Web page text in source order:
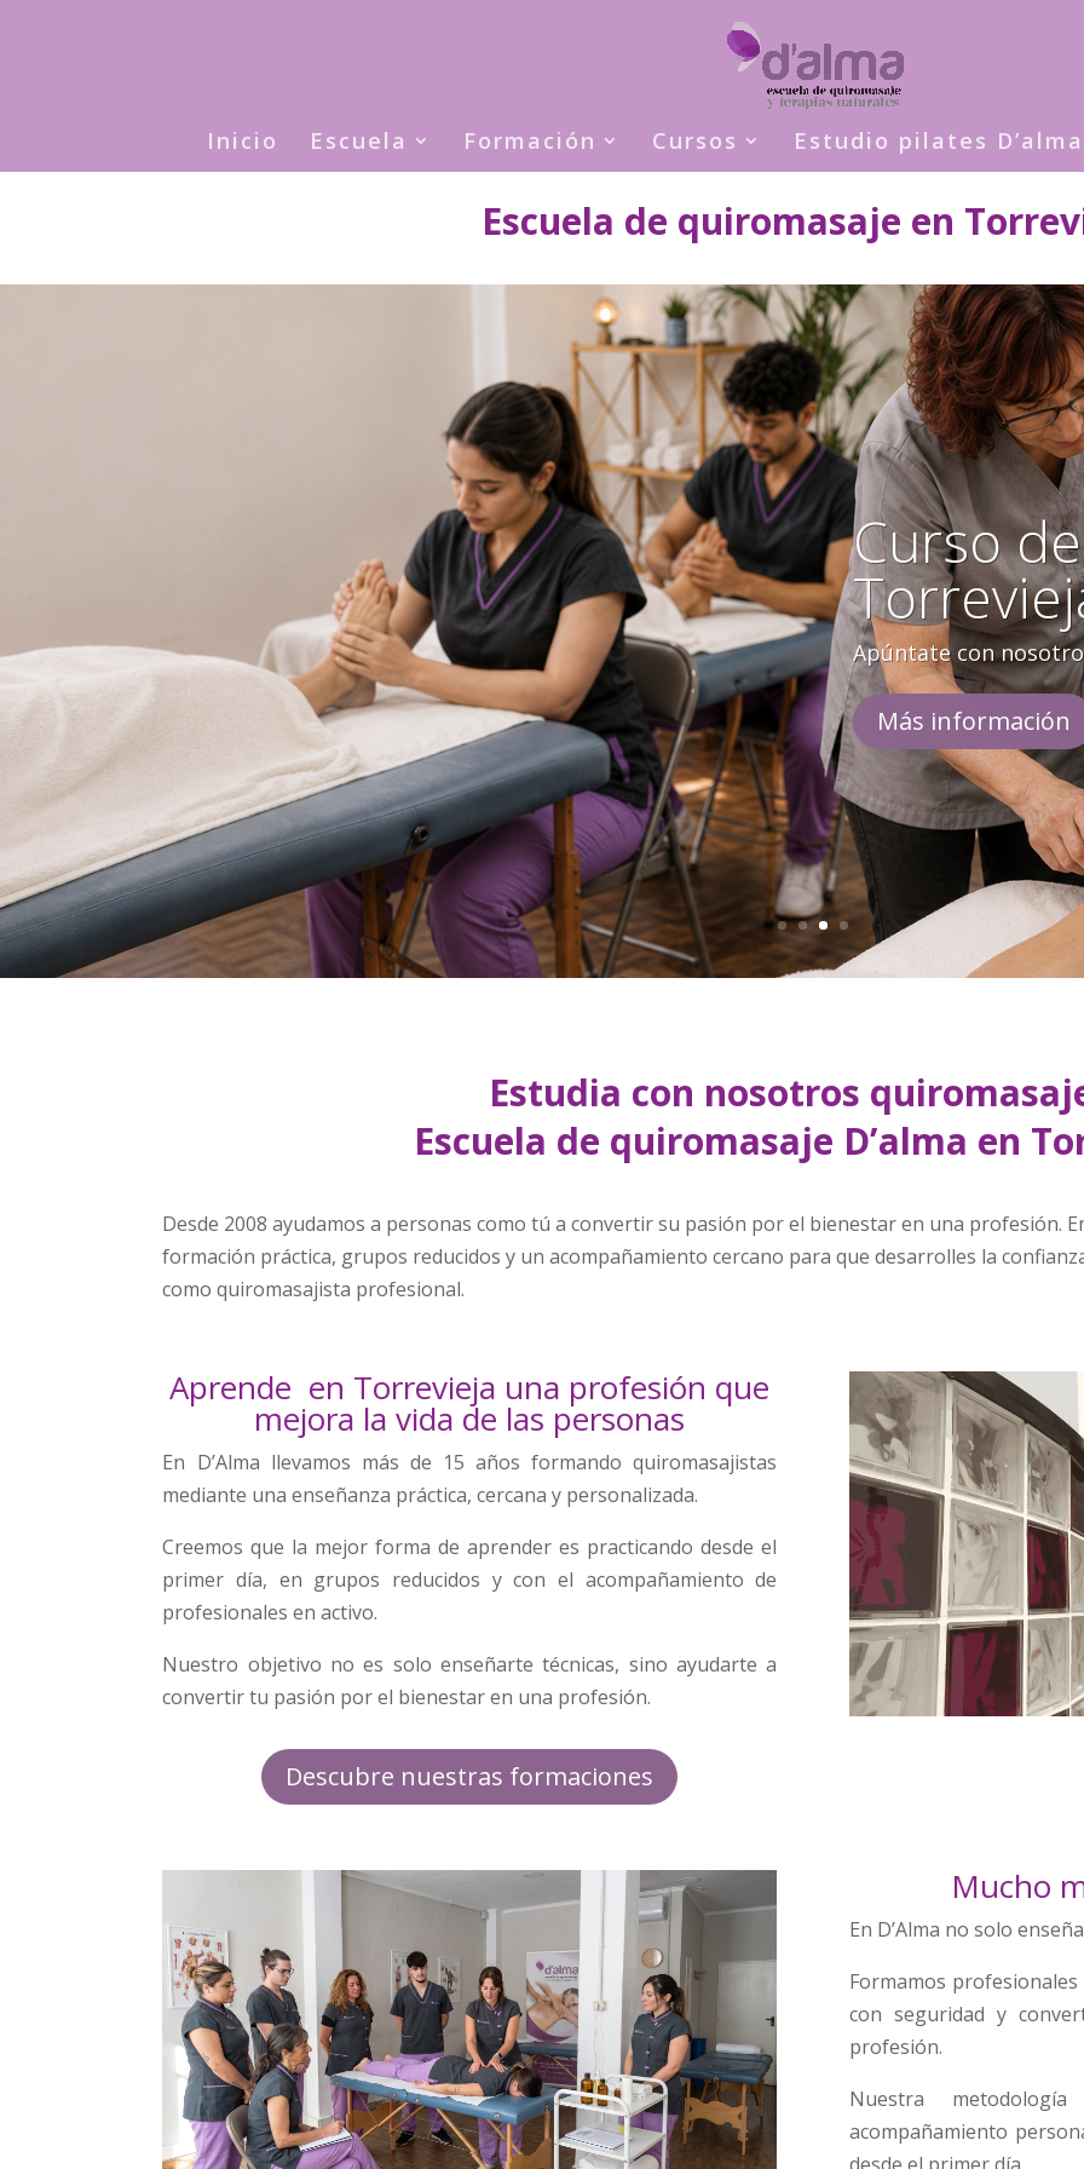
Inicio Escuela Formación Cursos Estudio pilates D’alma
Escuela de quiromasaje en
Curso
Apúntate con
Más información
Estudia con nosotros
Escuela de quiromasaje D’alma en
Desde 2008 ayudamos a personas como tú a convertir su pasión por el bienestar en una profesión.
formación práctica, grupos reducidos y un acompañamiento cercano para que desarrolles la
como quiromasajista profesional.
Aprende en Torrevieja una profesión que
mejora la vida de las personas
En D’Alma llevamos más de 15 años formando quiromasajistas
mediante una enseñanza práctica, cercana y personalizada.
Creemos que la mejor forma de aprender es practicando desde el
primer día, en grupos reducidos y con el acompañamiento de
profesionales en activo.
Nuestro objetivo no es solo enseñarte técnicas, sino ayudarte a
convertir tu pasión por el bienestar en una profesión.
Descubre nuestras formaciones
Mucho
En D’Alma no solo
Formamos
con seguridad y
profesión.
Nuestra
acompañamiento